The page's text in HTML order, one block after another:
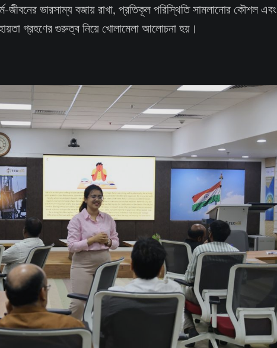
ভারসাম্য বজায় রাখা, প্রতিকূল পরিস্থিতি সামলানোর কৌশল এবং
গ্রহণের গুরুত্ব নিয়ে খোলামেলা আলোচনা হয়।